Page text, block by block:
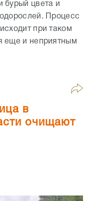
бурый цвета и
Процесс
при таком
еще и неприятным
в
очищают